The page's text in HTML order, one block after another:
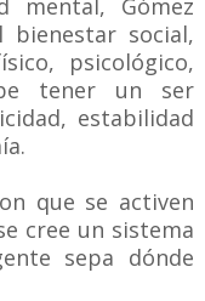
mental, Gómez
bienestar social,
psicológico,
tener un ser
estabilidad
que se activen
cree un sistema
sepa dónde